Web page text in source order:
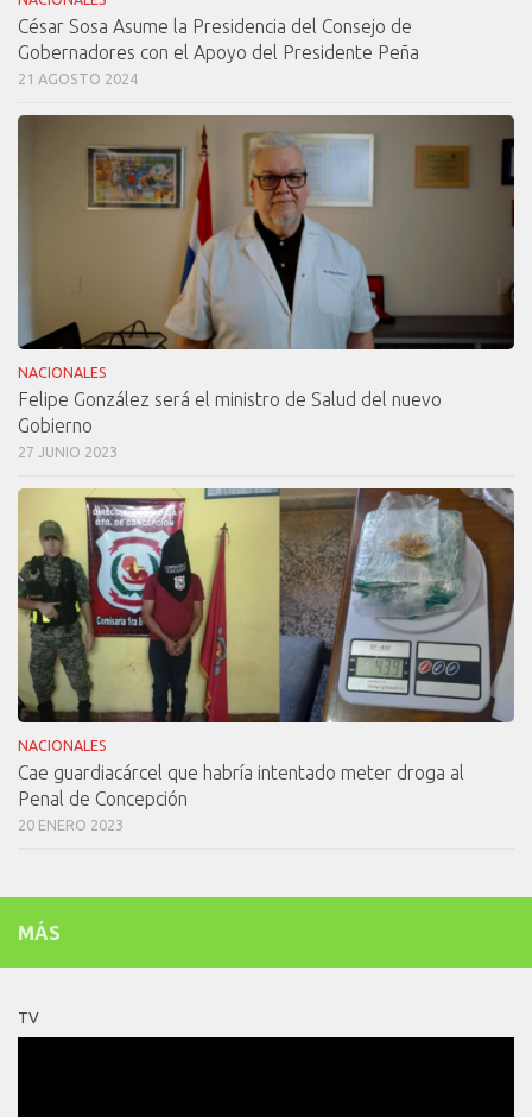
César Sosa Asume la Presidencia del Consejo de
Gobernadores con el Apoyo del Presidente Peña
21 AGOSTO 2024
NACIONALES
Felipe González será el ministro de Salud del nuevo
Gobierno
27 JUNIO 2023
NACIONALES
Cae guardiacárcel que habría intentado meter droga al
Penal de Concepción
20 ENERO 2023
MÁS
TV